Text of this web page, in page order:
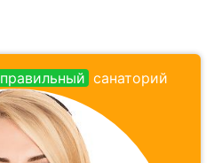
правильный санаторий